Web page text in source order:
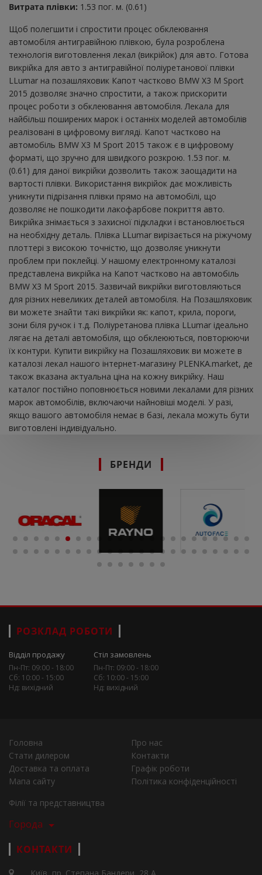
Витрата плівки: 1.53 пог. м. (0.61)
Щоб полегшити і спростити процес обклеювання
автомобіля антигравійною плівкою, була розроблена
технологія виготовлення лекал (викрійок) для авто. Готова
викрійка для авто з антигравійної поліуретанової плівки
LLumar на позашляховик Капот частково BMW X3 M Sport
2015 дозволяє значно спростити, а також прискорити
процес роботи з обклеювання автомобіля. Лекала для
найбільш поширених марок і останніх моделей автомобілів
реалізовані в цифровому вигляді. Капот частково на
автомобіль BMW X3 M Sport 2015 також є в цифровому
форматі, що зручно для швидкого розкрою. 1.53 пог. м.
(0.61) для даної викрійки дозволить також заощадити на
вартості плівки. Використання викрійок дає можливість
уникнути підрізання плівки прямо на автомобілі, що
дозволяє не пошкодити лакофарбове покриття авто.
Викрійка знімається з захисної підкладки і встановлюється
на необхідну деталь. Плівка LLumar вирізається на ріжучому
плоттері з високою точністю, що дозволяє уникнути
проблем при поклейці. У нашому електронному каталозі
представлена ​​викрійка на Капот частково на автомобіль
BMW X3 M Sport 2015. Зазвичай викрійки виготовляються
для різних невеликих деталей автомобіля. На Позашляховик
ви можете знайти такі викрійки як: капот, крила, пороги,
зони біля ручок і т.д. Поліуретанова плівка LLumar ідеально
лягає на деталі автомобіля, що обклеюються, повторюючи
їх контури. Купити викрійку на Позашляховик ви можете в
каталозі лекал нашого інтернет-магазину PLENKA.market, де
також вказана актуальна ціна на кожну викрійку. Наш
каталог постійно поповнюється новими лекалами для різних
марок автомобілів, включаючи найновіші моделі. У разі,
якщо вашого автомобіля немає в базі, лекала можуть бути
виготовлені індивідуально.
БРЕНДИ
РОЗКЛАД РОБОТИ
Відділ продажу
Пн-Пт: 09:00 - 18:00
Сб: 10:00 - 15:00
Нд: вихідний
Стіл замовлень
Пн-Пт: 09:00 - 18:00
Сб: 10:00 - 15:00
Нд: вихідний
Головна
Про нас
Стати дилером
Контакти
Доставка та оплата
Графік роботи
Мапа сайту
Політика конфіденційності
Філії та представництва
Города
КОНТАКТИ